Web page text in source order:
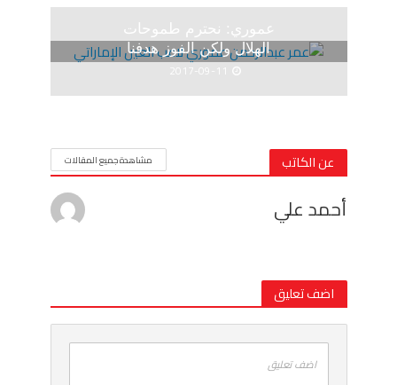
عموري: نحترم طموحات
الهلال ولكن الفوز هدفنا
2017-09-11
عن الكاتب مشاهدة جميع المقالات
أحمد علي
اضف تعليق
اضف تعليق